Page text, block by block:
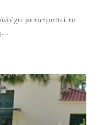
έχει μετατραπεί το